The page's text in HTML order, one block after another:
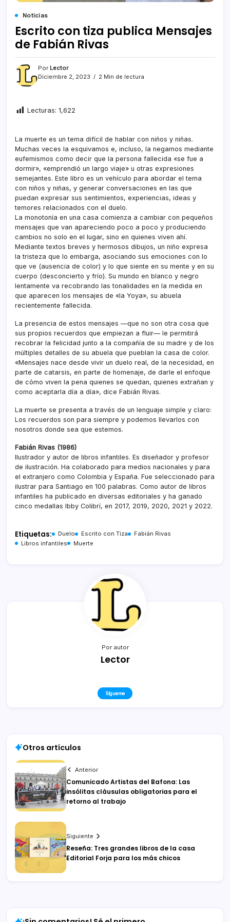
Noticias
Escrito con tiza publica Mensajes
de Fabián Rivas
Por Lector
Diciembre 2, 2023
2 Min de lectura
Lecturas: 1,622
La muerte es un tema difícil de hablar con niños y niñas.
Muchas veces la esquivamos e, incluso, la negamos mediante
eufemismos como decir que la persona fallecida «se fue a
dormir», «emprendió un largo viaje» u otras expresiones
semejantes. Este libro es un vehículo para abordar el tema
con niños y niñas, y generar conversaciones en las que
puedan expresar sus sentimientos, experiencias, ideas y
temores relacionados con el duelo.
La monotonía en una casa comienza a cambiar con pequeños
mensajes que van apareciendo poco a poco y produciendo
cambios no solo en el lugar, sino en quienes viven ahí.
Mediante textos breves y hermosos dibujos, un niño expresa
la tristeza que lo embarga, asociando sus emociones con lo
que ve (ausencia de color) y lo que siente en su mente y en su
cuerpo (desconcierto y frío). Su mundo en blanco y negro
lentamente va recobrando las tonalidades en la medida en
que aparecen los mensajes de «la Yoya», su abuela
recientemente fallecida.
La presencia de estos mensajes —que no son otra cosa que
sus propios recuerdos que empiezan a fluir— le permitirá
recobrar la felicidad junto a la compañía de su madre y de los
múltiples detalles de su abuela que pueblan la casa de color.
«Mensajes nace desde vivir un duelo real, de la necesidad, en
parte de catarsis, en parte de homenaje, de darle el enfoque
de cómo viven la pena quienes se quedan, quienes extrañan y
como aceptarla día a día», dice Fabián Rivas.
La muerte se presenta a través de un lenguaje simple y claro:
Los recuerdos son para siempre y podemos llevarlos con
nosotros donde sea que estemos.
Fabián Rivas (1986)
Ilustrador y autor de libros infantiles. Es diseñador y profesor
de ilustración. Ha colaborado para medios nacionales y para
el extranjero como Colombia y España. Fue seleccionado para
ilustrar para Santiago en 100 palabras. Como autor de libros
infantiles ha publicado en diversas editoriales y ha ganado
cinco medallas Ibby Colibrí, en 2017, 2019, 2020, 2021 y 2022.
Etiquetas: Duelo Escrito con Tiza
Fabián Rivas
Libros infantiles
Muerte
Por autor
Lector
Sígueme
Otros artículos
Anterior
Comunicado Artistas del Bafona: Las
insólitas cláusulas obligatorias para el
retorno al trabajo
Siguiente
Reseña: Tres grandes libros de la casa
Editorial Forja para los más chicos